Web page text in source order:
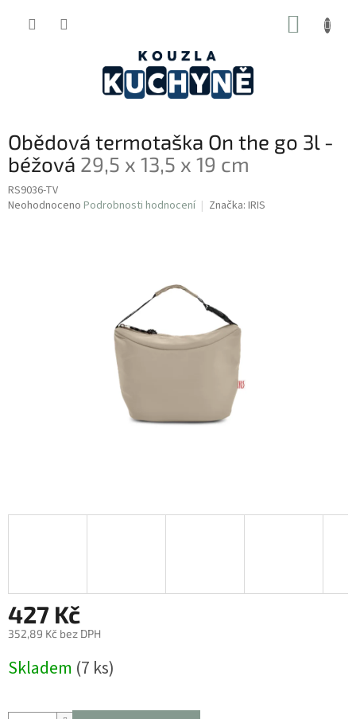
Obědová termotaška On the go 3l -
béžová 29,5 x 13,5 x 19 cm
RS9036-TV
Průměrné
Neohodnoceno Podrobnosti hodnocení Značka: IRIS
427 Kč
352,89 Kč bez DPH
cena:
Skladem (7 ks)